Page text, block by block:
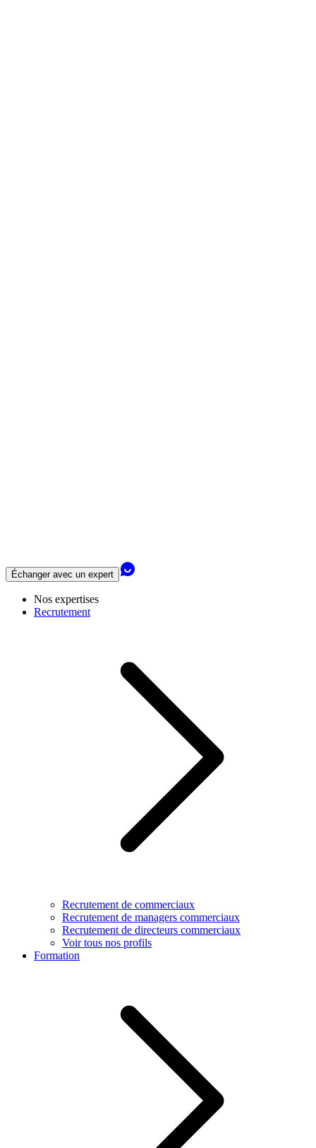
Échanger avec un expert
Nos expertises
Recrutement
Recrutement de commerciaux
Recrutement de managers commerciaux
Recrutement de directeurs commerciaux
Voir tous nos profils
Formation